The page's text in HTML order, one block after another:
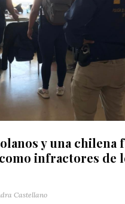
y una chilena
infractores de
Castellano